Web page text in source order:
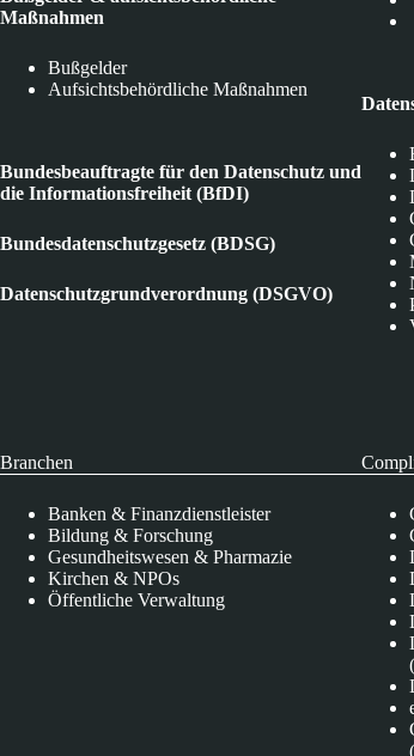
Maßnahmen
Bußgelder
Aufsichtsbehördliche Maßnahmen
Bundesbeauftragte für den Datenschutz und
die Informationsfreiheit (BfDI)
Bundesdatenschutzgesetz (BDSG)
Datenschutzgrundverordnung (DSGVO)
Branchen
Banken & Finanzdienstleister
Bildung & Forschung
Gesundheitswesen & Pharmazie
Kirchen & NPOs
Öffentliche Verwaltung